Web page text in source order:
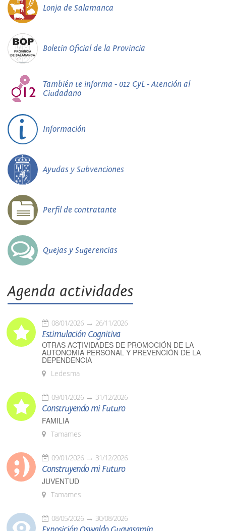
Lonja de Salamanca
Boletín Oficial de la Provincia
También te informa - 012 CyL - Atención al
Ciudadano
Información
Ayudas y Subvenciones
Perfil de contratante
Quejas y Sugerencias
Agenda actividades
08/01/2026 26/11/2026
Estimulación Cognitiva
OTRAS ACTIVIDADES DE PROMOCIÓN DE LA
AUTONOMÍA PERSONAL Y PREVENCIÓN DE LA
DEPENDENCIA
Ledesma
09/01/2026 31/12/2026
Construyendo mi Futuro
FAMILIA
Tamames
09/01/2026 31/12/2026
Construyendo mi Futuro
JUVENTUD
Tamames
08/05/2026 30/08/2026